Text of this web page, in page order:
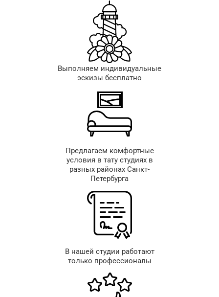
Выполняем индивидуальные
эскизы бесплатно
Предлагаем комфортные
условия в тату студиях в
разных районах Санкт-
Петербурга
В нашей студии работают
только профессионалы